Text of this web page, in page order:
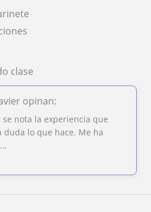
clase
opinan:
nota la experiencia que
lo que hace. Me ha